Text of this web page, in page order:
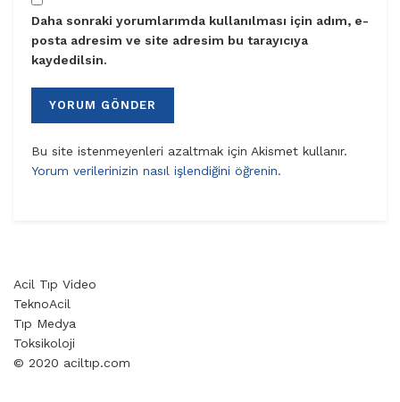
Daha sonraki yorumlarımda kullanılması için adım, e-
posta adresim ve site adresim bu tarayıcıya
kaydedilsin.
Bu site istenmeyenleri azaltmak için Akismet kullanır.
Yorum verilerinizin nasıl işlendiğini öğrenin.
Acil Tıp Video
TeknoAcil
Tıp Medya
Toksikoloji
© 2020 aciltıp.com